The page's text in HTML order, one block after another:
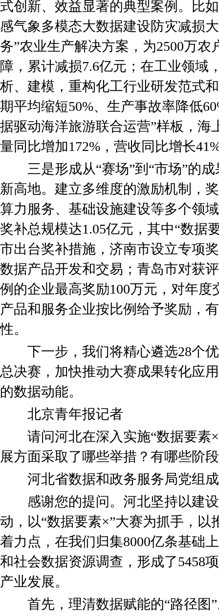
式创新、效益显著的典型案例。比
感气象多模态大数据建设防灾减损
务”农业生产解决方案，为2500万农
障，累计减损7.6亿元；在工业领域
析、建模，重构化工行业研发范式
期平均缩短50%、生产事故率降低
据驱动海洋旅游联合运营”样板，海
量同比增加172%，营收同比增长
三是形成从“赛场”到“市场”的成
新高地。建立多维度的激励机制，
算力服务、基础设施建设等多个领
奖补总规模达1.05亿元，其中“数据
市出台奖补措施，济南市设立专项
数据产品开发和交易；青岛市对获
例的企业最高奖励100万元，对年
产品和服务企业按比例给予奖励，
性。
下一步，我们将精心遴选28个优
总决赛，加快推动大赛成果转化应
的数据动能。
北京青年报记者
请问河北在深入实施“数据要素
展方面采取了哪些举措？有哪些阶
河北省数据和政务服务局党组成
感谢您的提问。河北坚持以建设
动，以“数据要素×”大赛为抓手，
着力点，在我们归集8000亿条基础
和社会数据资源调查，形成了5458
产业发展。
首先，理清数据赋能的“路径图”